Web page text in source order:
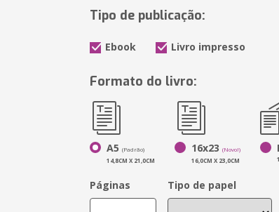
Tipo de publicação:
Ebook Livro impresso
Formato do livro:
A5(Padrão)
14,8CM X 21,0CM
16x23(Novo!)
16,0CM X 23,0CM
Páginas Tipo de papel